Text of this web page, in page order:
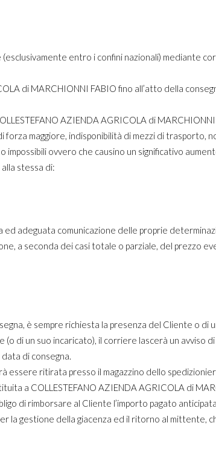
entro i confini nazionali) mediante
di MARCHIONNI FABIO fino all’atto della
AZIENDA AGRICOLA di
maggiore, indisponibilità di mezzi di trasporto,
ovvero che causino un significativo
stessa di:
adeguata comunicazione delle proprie
a seconda dei casi totale o parziale, del prezzo
è sempre richiesta la presenza del Cliente o di
di un suo incaricato), il corriere lascerà un avviso
di consegna.
essere ritirata presso il magazzino dello
a COLLESTEFANO AZIENDA AGRICOLA di
di rimborsare al Cliente l’importo pagato
la gestione della giacenza ed il ritorno al mittente,